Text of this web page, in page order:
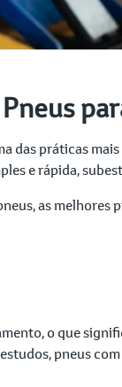
das práticas
e rápida,
as
o que
pneus